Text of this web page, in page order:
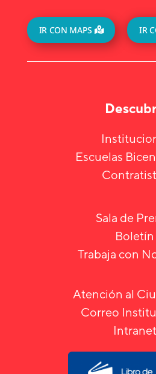
IR CON MAPS IR
Escuelas
Sala de
Boletín
Trabaja con
Atención al
Correo
Intranet